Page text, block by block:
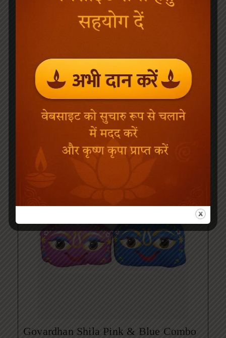
Radha Krishna Jhulan Yatra Vigrah
From Vrindavan Dham
6,999.00 4,999.00
Add to cart
Govardhan Shila Pink & Blue Combo